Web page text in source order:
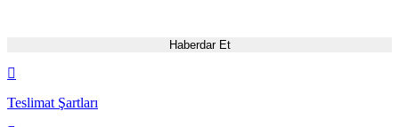
Haberdar Et
Teslimat Şartları